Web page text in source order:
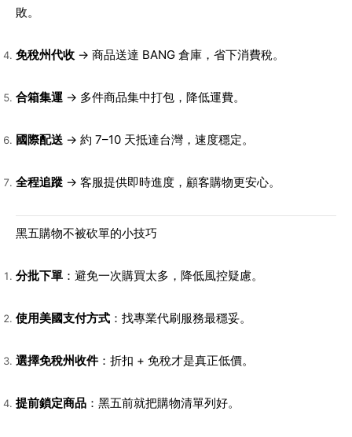
敗。
免稅州代收 → 商品送達 BANG 倉庫，省下消費稅。
合箱集運 → 多件商品集中打包，降低運費。
國際配送 → 約 7–10 天抵達台灣，速度穩定。
全程追蹤 → 客服提供即時進度，顧客購物更安心。
黑五購物不被砍單的小技巧
分批下單 ：避免一次購買太多，降低風控疑慮。
使用美國支付方式 ：找專業代刷服務最穩妥。
選擇免稅州收件：折扣 + 免稅才是真正低價。
提前鎖定商品 ：黑五前就把購物清單列好。